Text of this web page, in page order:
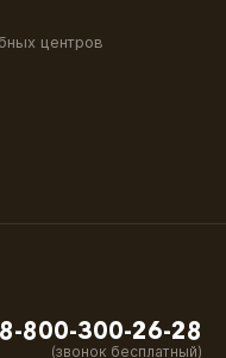
центров
8-800-300-26-28
(звонок бесплатный)